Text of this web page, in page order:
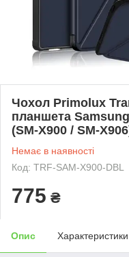
Чохол Primolux
планшета
(SM-X900 / SM-
Немає в наявності
Код: TRF-SAM-X900-DBL
775 ₴
Опис Характеристики